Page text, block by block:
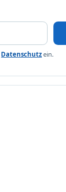
Datenschutzein.